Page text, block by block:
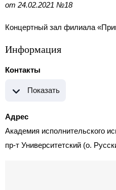
от 24.02.2021 №18
Концертный зал филиала
Информация
Контакты
Показать
Адрес
Академия исполнительского
пр-т Университетский (о.